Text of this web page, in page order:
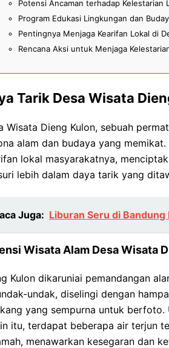
Potensi Ancaman terhadap Kelestarian
Program Edukasi Lingkungan dan
Pentingnya Menjaga Kearifan Lokal di
Rencana Aksi untuk Menjaga
Tarik Desa Wisata
Wisata Dieng Kulon, sebuah
alam dan budaya yang
lokal masyarakatnya,
lebih dalam daya tarik yang
Juga: Liburan Seru di
Wisata Alam Desa Wisata
Kulon dikaruniai pemandangan
undak, diselingi dengan
yang sempurna untuk berfoto.
itu, terdapat beberapa air terjun
menawarkan kesegaran dan